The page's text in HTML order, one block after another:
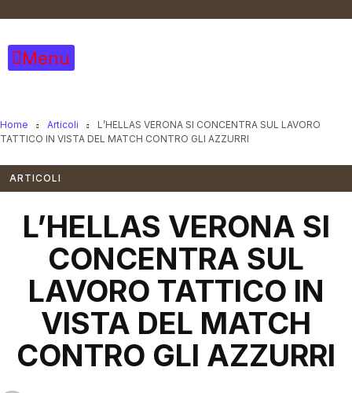
contenuto
Menu
Home Articoli
L’HELLAS VERONA SI CONCENTRA SUL LAVORO
TATTICO IN VISTA DEL MATCH CONTRO GLI AZZURRI
ARTICOLI
L’HELLAS VERONA SI
CONCENTRA SUL
LAVORO TATTICO IN
VISTA DEL MATCH
CONTRO GLI AZZURRI